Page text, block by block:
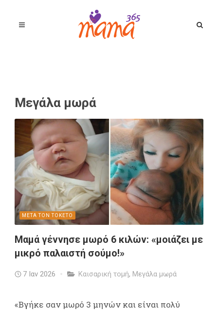
Μεγάλα μωρά
ΜΕΤΑ ΤΟΝ ΤΟΚΕΤΟ
Μαμά γέννησε μωρό 6 κιλών: «μοιάζει με
μικρό παλαιστή σούμο!»
7 Ιαν 2026 Καισαρική τομή, Μεγάλα μωρά
«Βγήκε σαν μωρό 3 μηνών και είναι πολύ